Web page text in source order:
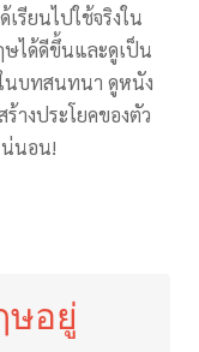
รียนไปใช้จริงใน
ษได้ดีขึ้นและดูเป็น
นบทสนทนา ดูหนัง
างประโยคของตัว
น่นอน!
ษอยู่